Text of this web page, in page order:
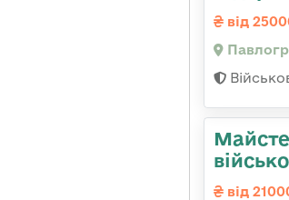
від
від